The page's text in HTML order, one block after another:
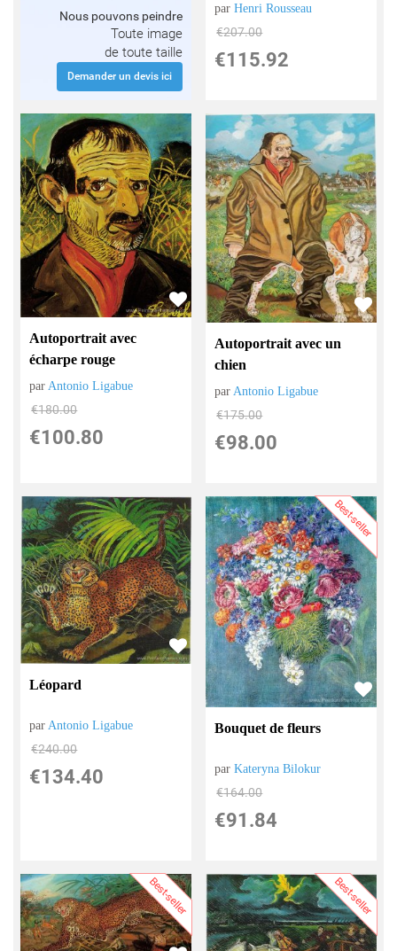
Nous pouvons peindre
Toute image
de toute taille
Demander un devis ici
parHenri Rousseau
€207.00
€115.92
Autoportrait avec
écharpe rouge
parAntonio Ligabue
€180.00
€100.80
Autoportrait avec un
chien
parAntonio Ligabue
€175.00
€98.00
Léopard
par Antonio Ligabue
€240.00
€134.40
Best-seller
Bouquet de fleurs
parKateryna Bilokur
€164.00
€91.84
Best-seller Best-seller